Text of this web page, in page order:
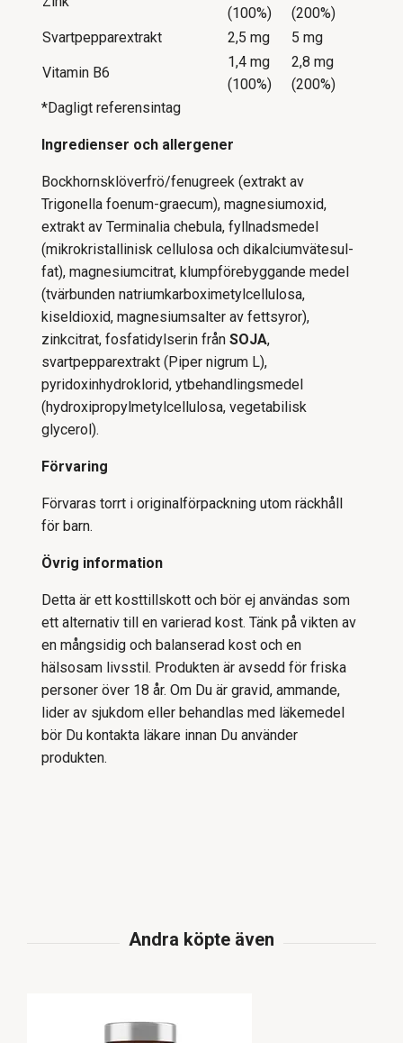
(100%)
(200%)
Svartpepparextrakt
2,5 mg 5 mg
Vitamin B6
1,4 mg
(100%)
2,8 mg
(200%)
*Dagligt referensintag
Ingredienser och allergener
Bockhornsklöverfrö/fenugreek (extrakt av
Trigonella foenum-graecum), magnesiumoxid,
extrakt av Terminalia chebula, fyllnadsmedel
(mikrokristallinisk cellulosa och dikalciumvätesul­
fat), magnesiumcitrat, klumpförebyggande medel
(tvärbunden natri­umkarboximetylcellulosa,
kiseldioxid, magnesiumsalter av fettsyror),
zinkcitrat, fosfatidylserin från SOJA,
svartpepparextrakt (Piper nigrum L),
pyridoxinhydroklorid, ytbehandlingsmedel
(hydroxipropylmetylcellulosa, vegetabilisk
glycerol).
Förvaring
Förvaras torrt i originalförpackning utom räckhåll
för barn.
Övrig information
Detta är ett kosttillskott och bör ej användas som
ett alternativ till en varierad kost. Tänk på vikten av
en mångsidig och balanserad kost och en
hälsosam livsstil. Produkten är avsedd för friska
personer över 18 år. Om Du är gravid, ammande,
lider av sjukdom eller behandlas med läkemedel
bör Du kontakta läkare innan Du använder
produkten.